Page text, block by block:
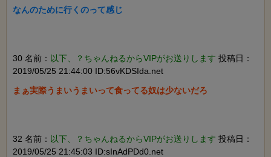
なんのために行くのって感じ
30 名前： 以下、？ちゃんねるからVIPがお送りします 投稿日：
2019/05/25 21:44:00 ID:56vKDSIda.net
まぁ実際うまいうまいって食ってる奴は少ないだろ
32 名前： 以下、？ちゃんねるからVIPがお送りします 投稿日：
2019/05/25 21:45:03 ID:sInAdPDd0.net